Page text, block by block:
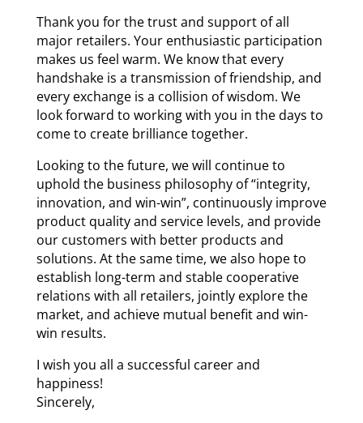
Thank you for the trust and support of all
major retailers. Your enthusiastic participation
makes us feel warm. We know that every
handshake is a transmission of friendship, and
every exchange is a collision of wisdom. We
look forward to working with you in the days to
come to create brilliance together.
Looking to the future, we will continue to
uphold the business philosophy of “integrity,
innovation, and win-win”, continuously improve
product quality and service levels, and provide
our customers with better products and
solutions. At the same time, we also hope to
establish long-term and stable cooperative
relations with all retailers, jointly explore the
market, and achieve mutual benefit and win-
win results.
I wish you all a successful career and
happiness!
Sincerely,